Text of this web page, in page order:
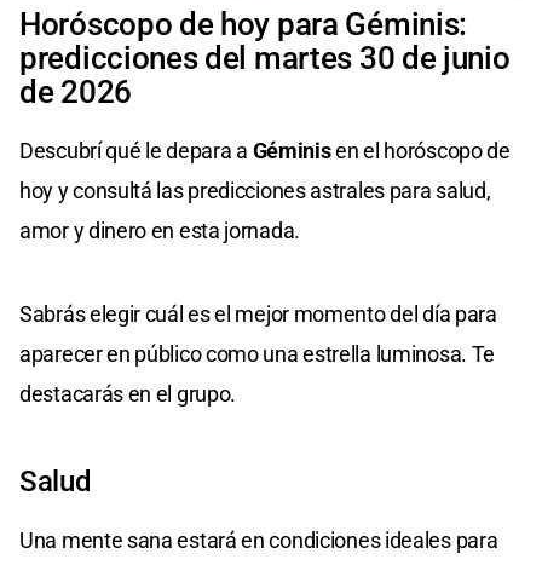
Horóscopo de hoy para Géminis:
predicciones del martes 30 de junio
de 2026
Descubrí qué le depara a Géminisen el horóscopo de
hoy y consultá las predicciones astrales para salud,
amor y dinero en esta jornada.
Sabrás elegir cuál es el mejor momento del día para
aparecer en público como una estrella luminosa. Te
destacarás en el grupo.
Salud
Una mente sana estará en condiciones ideales para